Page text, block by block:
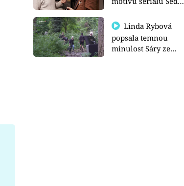
Linda Rybová
popsala temnou
minulost Sáry ze